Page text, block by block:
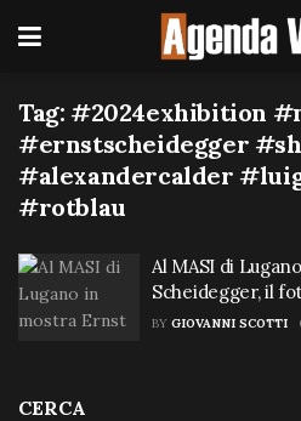
Tag: #2024exhibition
#ernstscheidegger
#alexandercalder
#rotblau
Al MASI di
Scheidegger, il
BY GIOVANNI SCOTTI
CERCA